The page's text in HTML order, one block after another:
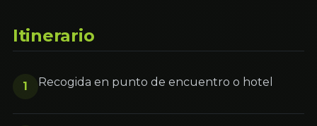
Itinerario
1 Recogida en punto de encuentro o hotel